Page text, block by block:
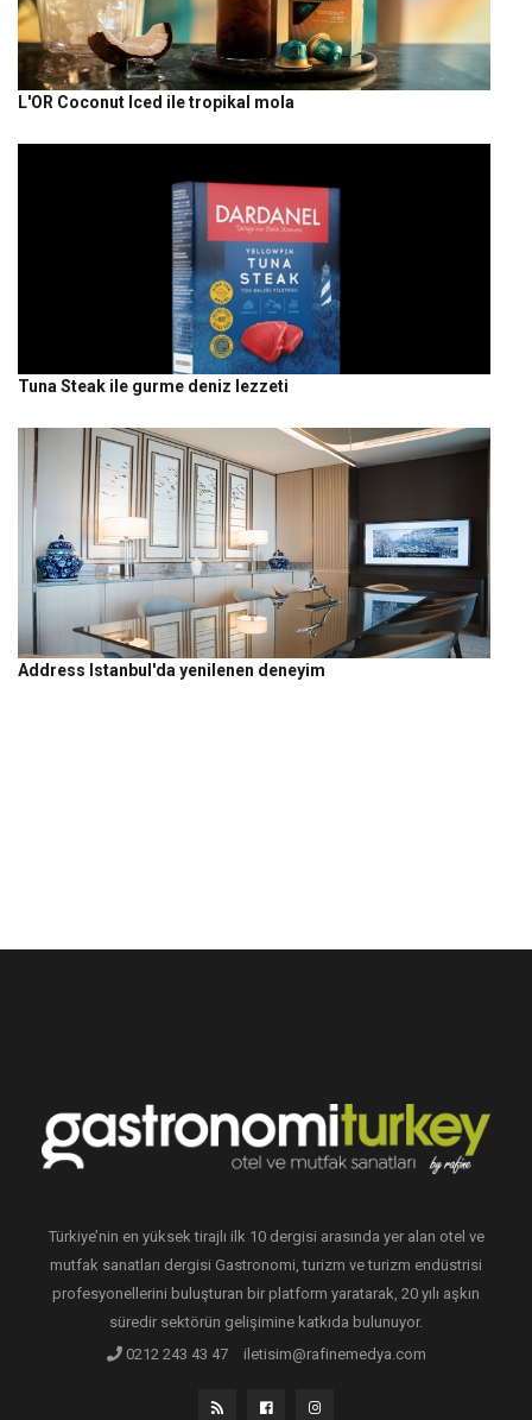
L'OR Coconut Iced ile tropikal mola
Tuna Steak ile gurme deniz lezzeti
Address Istanbul'da yenilenen deneyim
Türkiye’nin en yüksek tirajlı ilk 10 dergisi arasında yer alan otel ve
mutfak sanatları dergisi Gastronomi, turizm ve turizm endüstrisi
profesyonellerini buluşturan bir platform yaratarak, 20 yılı aşkın
süredir sektörün gelişimine katkıda bulunuyor.
0212 243 43 47
iletisim@rafinemedya.com